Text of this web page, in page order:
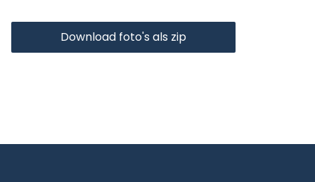
Download foto's als zip